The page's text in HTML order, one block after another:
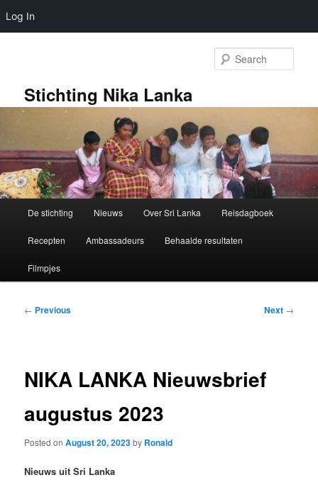
Log In
Stichting Nika Lanka
De stichting Nieuws Over Sri Lanka Reisdagboek
Recepten Ambassadeurs Behaalde resultaten
Filmpjes
Post
← Previous Next →
NIKA LANKA Nieuwsbrief
augustus 2023
Posted onAugust 20, 2023by Ronald
Nieuws uit Sri Lanka